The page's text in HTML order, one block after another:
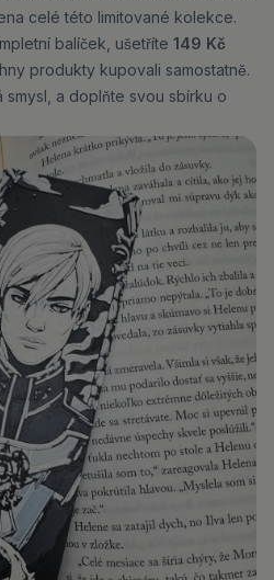
celé této limitované kolekce.
balíček, ušetříte 149 Kč
produkty kupovali samostatně.
a doplňte svou sbírku o